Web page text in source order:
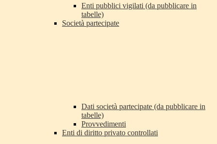
Enti pubblici vigilati (da pubblicare in
tabelle)
Società partecipate
Dati società partecipate (da pubblicare in
tabelle)
Provvedimenti
Enti di diritto privato controllati